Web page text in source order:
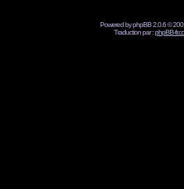
Powered by phpBB 2.0.6 ©
Traduction par :phpBB-